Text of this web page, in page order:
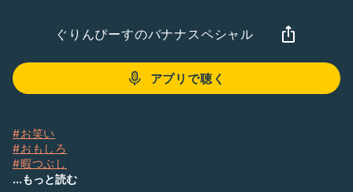
ぐりんぴーすのバナナスペシャル
アプリで聴く
#お笑い
#おもしろ
#暇つぶし
#ぐりバナ
...もっと読む